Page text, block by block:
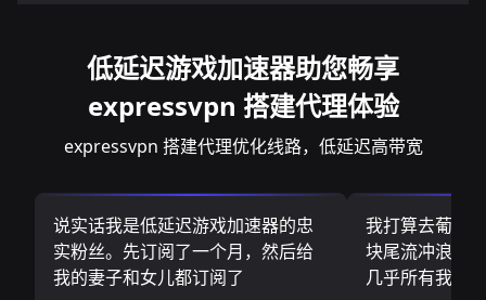
低延迟游戏加速器助您畅享
expressvpn 搭建代理体验
expressvpn 搭建代理优化线路，低延迟高带宽
说实话我是低延迟游戏加速器的忠
实粉丝。先订阅了一个月，然后给
我的妻子和女儿都订阅了
我打算去葡萄
块尾流冲浪板
几乎所有我需